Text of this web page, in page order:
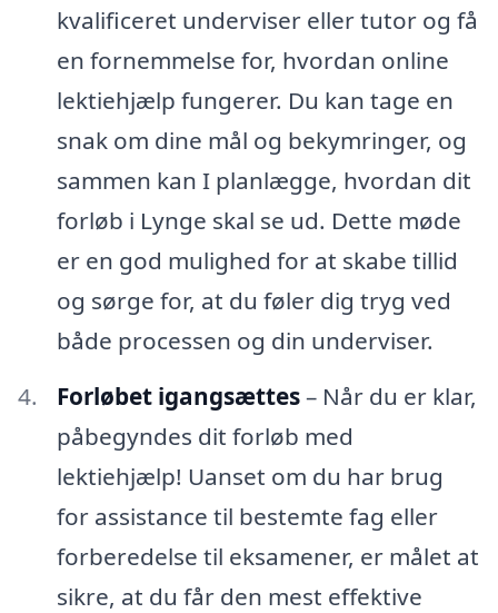
kvalificeret underviser eller tutor og få
en fornemmelse for, hvordan online
lektiehjælp fungerer. Du kan tage en
snak om dine mål og bekymringer, og
sammen kan I planlægge, hvordan dit
forløb i Lynge skal se ud. Dette møde
er en god mulighed for at skabe tillid
og sørge for, at du føler dig tryg ved
både processen og din underviser.
Forløbet igangsættes– Når du er klar,
påbegyndes dit forløb med
lektiehjælp! Uanset om du har brug
for assistance til bestemte fag eller
forberedelse til eksamener, er målet at
sikre, at du får den mest effektive